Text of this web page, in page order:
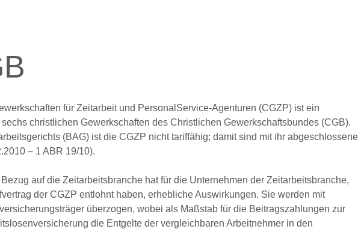
für Zeitarbeit und PersonalService-Agenturen (CGZP) ist ein
christlichen Gewerkschaften des Christlichen Gewerkschaftsbundes (CGB).
(BAG) ist die CGZP nicht tariffähig; damit sind mit ihr abgeschlossene
– 1 ABR 19/10).
auf die Zeitarbeitsbranche hat für die Unternehmen der Zeitarbeitsbranche,
der CGZP entlohnt haben, erhebliche Auswirkungen. Sie werden mit
überzogen, wobei als Maßstab für die Beitragszahlungen zur
die Entgelte der vergleichbaren Arbeitnehmer in den